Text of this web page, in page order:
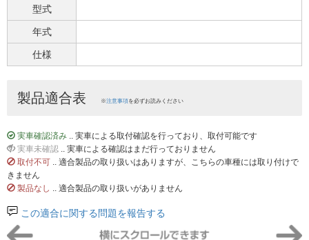
型式
年式
仕様
製品適合表 ※注意事項を必ずお読みください
実車確認済み .. 実車による取付確認を行っており、取付可能です
実車未確認 .. 実車による確認はまだ行っておりません
取付不可 .. 適合製品の取り扱いはありますが、こちらの車種には取り付けで
きません
製品なし .. 適合製品の取り扱いがありません
この適合に関する問題を報告する